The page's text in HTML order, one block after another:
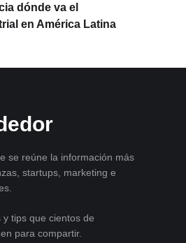
dónde va el
en América Latina
se reúne la información más
startups, marketing e
tips que cientos de
para compartir.